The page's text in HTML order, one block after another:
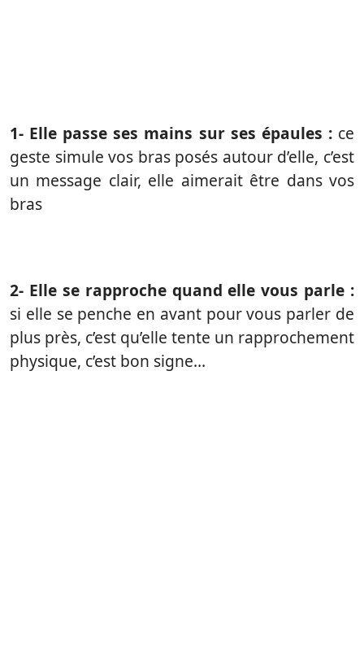
1- Elle passe ses mains sur ses épaules :ce
geste simule vos bras posés autour d’elle, c’est
un message clair, elle aimerait être dans vos
bras
2- Elle se rapproche quand elle vous parle :
si elle se penche en avant pour vous parler de
plus près, c’est qu’elle tente un rapprochement
physique, c’est bon signe…